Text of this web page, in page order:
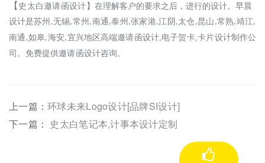
【 史太白邀请函设计 】 在理解客户的要求之后，进行的设计。 早晨
设计是苏州 ,无锡,常州 ,南通 ,泰州 ,张家港,江阴 ,太仓 ,昆山 ,常熟,靖江,
南通 ,如皋,海安,宜兴地区高端邀请函设计,电子贺卡,卡片设计制作公
司。免费提供邀请函设计咨询。
上一篇：环球未来Logo设计[品牌SI设计]
下一篇： 史太白笔记本,计事本设计定制